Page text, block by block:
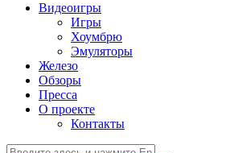
Видеоигры
Игры
Хоумбрю
Эмуляторы
Железо
Обзоры
Пресса
О проекте
Контакты